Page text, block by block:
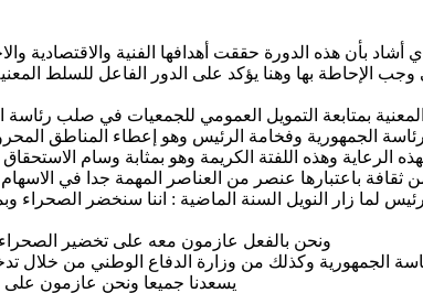
بأن هذه الدورة حققت أهدافها الفنية والاقتصادية
وجب الإحاطة بها وهنا يؤكد على الدور الفاعل للسلط
بمتابعة التمويل العمومي للجمعيات في صلب رئاسة
الجمهورية وفخامة الرئيس وهو إعطاء المناطق
وهذه اللفتة الكريمة وهو بمثابة وسام
من ثقافة باعتبارها عنصر من العناصر المهمة جدا في
لما زار النويل السنة الماضية : اننا سنخضر الصحراء
ونحن بالفعل عازمون معه على تخضير الصحراء
الجمهورية وكذلك من وزارة الدفاع الوطني من خلال
يسعدنا جميعا ونحن عازمون